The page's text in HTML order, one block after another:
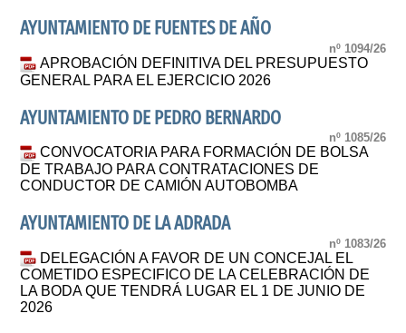
AYUNTAMIENTO DE FUENTES DE AÑO
nº 1094/26
APROBACIÓN DEFINITIVA DEL PRESUPUESTO
GENERAL PARA EL EJERCICIO 2026
AYUNTAMIENTO DE PEDRO BERNARDO
nº 1085/26
CONVOCATORIA PARA FORMACIÓN DE BOLSA
DE TRABAJO PARA CONTRATACIONES DE
CONDUCTOR DE CAMIÓN AUTOBOMBA
AYUNTAMIENTO DE LA ADRADA
nº 1083/26
DELEGACIÓN A FAVOR DE UN CONCEJAL EL
COMETIDO ESPECIFICO DE LA CELEBRACIÓN DE
LA BODA QUE TENDRÁ LUGAR EL 1 DE JUNIO DE
2026